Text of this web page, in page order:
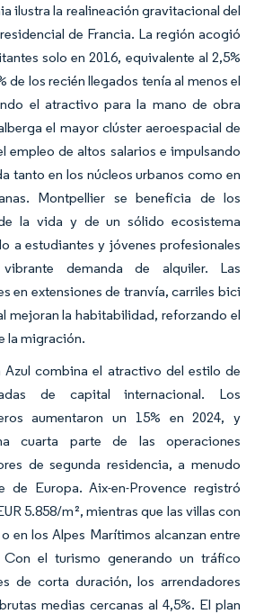
ilustra la realineación gravitacional del
de Francia. La región acogió
solo en 2016, equivalente al 2,5%
de los recién llegados tenía al menos el
el atractivo para la mano de obra
el mayor clúster aeroespacial de
empleo de altos salarios e impulsando
tanto en los núcleos urbanos como en
Montpellier se beneficia de los
la vida y de un sólido ecosistema
a estudiantes y jóvenes profesionales
demanda de alquiler. Las
en extensiones de tranvía, carriles bici
mejoran la habitabilidad, reforzando el
la migración.
Azul combina el atractivo del estilo de
de capital internacional. Los
aumentaron un 15% en 2024, y
cuarta parte de las operaciones
de segunda residencia, a menudo
de Europa. Aix-en-Provence registró
5.858/m², mientras que las villas con
en los Alpes Marítimos alcanzan entre
el turismo generando un tráfico
de corta duración, los arrendadores
medias cercanas al 4,5%. El plan